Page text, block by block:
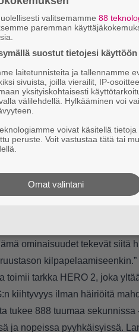
2c
osoittaa sen,
Logitechin tuotepäällikkö
tuntuman ja
ominaisuudet tekevät siitä
kilpapelaamiseenkin.”
toimii tarkka HERO 2, joka
kiihtyvyys ilman häiriöitä
tukee 888 tuumaa
ja nopeissa pyyhkäisyissä.
valitsemamme 88
paremman
suostut tietojesi käyttöön
laitetunnisteita ja tallennamme
sivuista, joilla vierailit, IP-
yksityiskohtaisesti
välilehdellä. Hylkääminen voi
voivat käsitellä
peruste. Voit vastustaa tätä tai
Omat valintani